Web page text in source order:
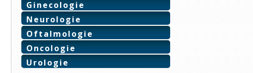
Ginecologie
Neurologie
Oftalmologie
Oncologie
Urologie